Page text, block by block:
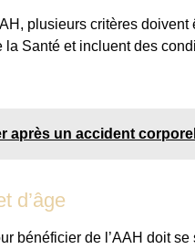
plusieurs critères
Santé et incluent des
après un accident
d’âge
bénéficier de l’AAH doit